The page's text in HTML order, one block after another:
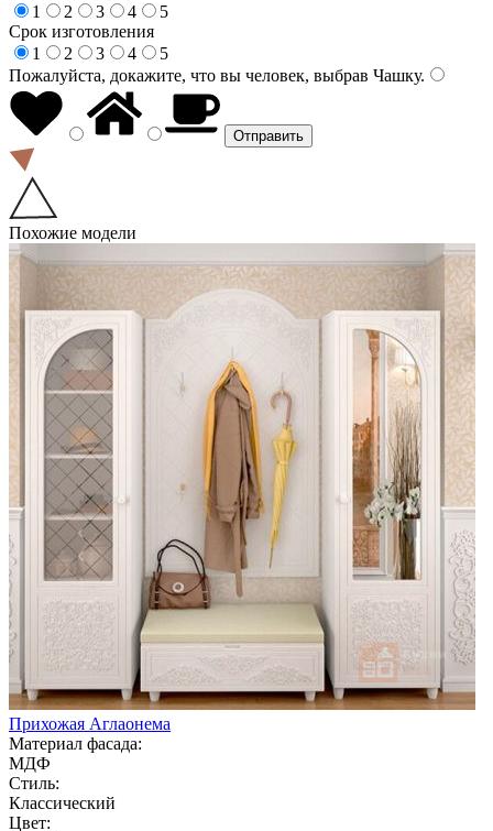
1
2 3 4
5
Срок изготовления
1
2 3 4
5
Пожалуйста, докажите, что вы человек, выбрав Чашку.
Похожие модели
Прихожая Аглаонема
Материал фасада:
МДФ
Стиль:
Классический
Цвет: